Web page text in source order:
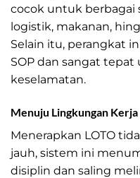
cocok untuk
logistik, makanan,
Selain itu, perangkat
SOP dan sangat
keselamatan.
Menuju Lingkungan Kerja
Menerapkan LOTO
jauh, sistem ini
disiplin dan saling